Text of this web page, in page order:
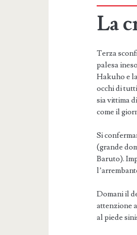
La
Terza
palesa
Hakuho e
occhi di
sia vittima
come il
Si
(grande
Baruto).
Domani il
attenzione
al piede